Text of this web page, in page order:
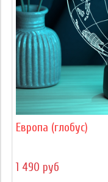
Европа (глобус)
1 490 руб